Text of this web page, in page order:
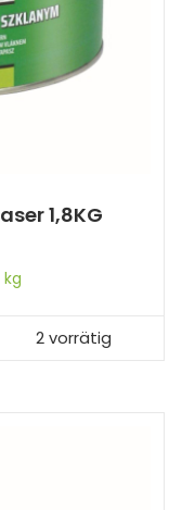
1,8KG
kg
2 vorrätig